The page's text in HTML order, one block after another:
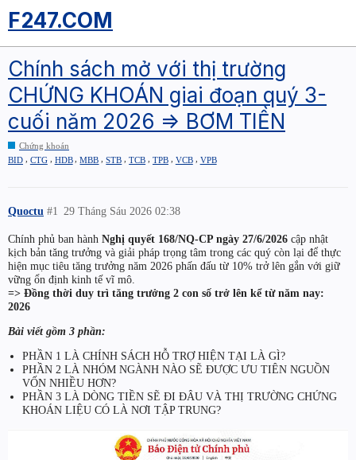
F247.COM
Chính sách mở với thị trường
CHỨNG KHOÁN giai đoạn quý 3-
cuối năm 2026 => BƠM TIỀN
Chứng khoán
BID
CTG HDB ,MBB ,STB ,TCB TPB VCB VPB
Quoctu 29 Tháng Sáu 2026 02:38
#1
Chính phủ ban hành Nghị quyết 168/NQ-CP ngày 27/6/2026 cập nhật
kịch bản tăng trưởng và giải pháp trọng tâm trong các quý còn lại để thực
hiện mục tiêu tăng trưởng năm 2026 phấn đấu từ 10% trở lên gắn với giữ
vững ổn định kinh tế vĩ mô.
=> Đồng thời duy trì tăng trưởng 2 con số trở lên kể từ năm nay:
2026
Bài viết gồm 3 phần:
PHẦN 1 LÀ CHÍNH SÁCH HỖ TRỢ HIỆN TẠI LÀ GÌ?
PHẦN 2 LÀ NHÓM NGÀNH NÀO SẼ ĐƯỢC ƯU TIÊN NGUỒN
VỐN NHIỀU HƠN?
PHẦN 3 LÀ DÒNG TIỀN SẼ ĐI ĐÂU VÀ THỊ TRƯỜNG CHỨNG
KHOÁN LIỆU CÓ LÀ NƠI TẬP TRUNG?